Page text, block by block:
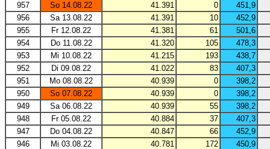
957
So 14.08.22 41.391 0
451,9
956
Sa 13.08.22 41.391 10
452,9
955
Fr 12.08.22 41.381 61
501,6
954
Do 11.08.22 41.320 105
478,3
953
Mi 10.08.22 41.215 193
438,7
952
Di 09.08.22 41.022 83
407,3
951
Mo 08.08.22 40.939 0
398,2
950
So 07.08.22 40.939 0
398,2
949
Sa 06.08.22 40.939 55
398,2
948
Fr 05.08.22 40.884 37
407,3
947
Do 04.08.22 40.847 66
452,9
946
Mi 03.08.22 40.781 172
450,9